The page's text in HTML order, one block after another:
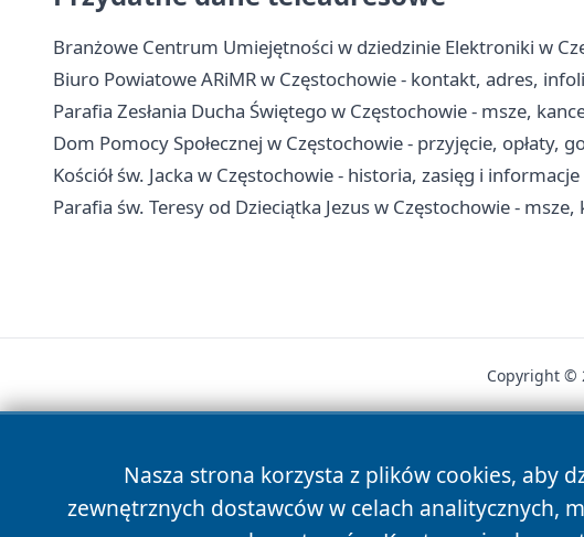
Branżowe Centrum Umiejętności w dziedzinie Elektroniki w
Biuro Powiatowe ARiMR w Częstochowie - kontakt, adres,
Parafia Zesłania Ducha Świętego w Częstochowie - msze,
Dom Pomocy Społecznej w Częstochowie - przyjęcie, opłaty,
Kościół św. Jacka w Częstochowie - historia, zasięg i
Parafia św. Teresy od Dzieciątka Jezus w Częstochowie -
Nasza strona korzysta z plików cookies, aby
zewnętrznych dostawców w celach analitycznych,
Copyright ©